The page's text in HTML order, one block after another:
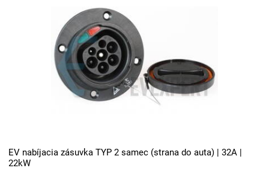
EV nabíjacia zásuvka TYP 2 samec (strana do auta) | 32A |
22kW